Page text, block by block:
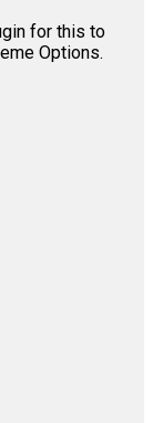
for this to
Options.